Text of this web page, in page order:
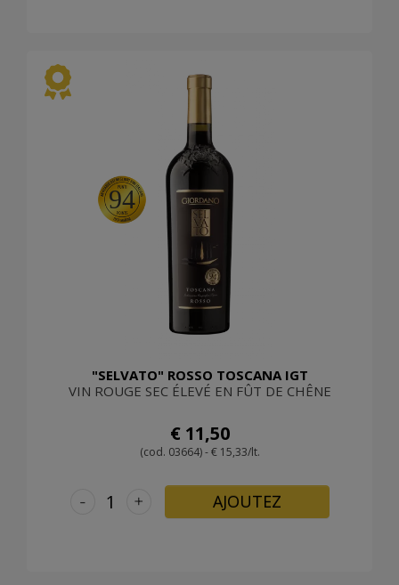
94
"SELVATO" ROSSO TOSCANA IGT
VIN ROUGE SEC ÉLEVÉ EN FÛT DE CHÊNE
€ 11,50
(cod. 03664) - € 15,33/lt.
+
- AJOUTEZ